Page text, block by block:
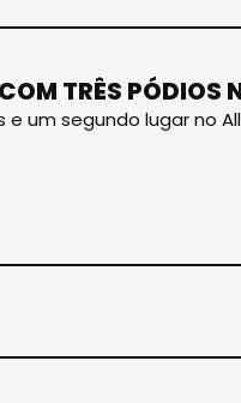
TRÊS PÓDIOS
um segundo lugar no